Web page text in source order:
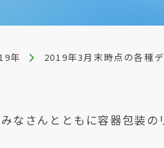
年 2019年3月末時点の各種
なさんとともに容器包装